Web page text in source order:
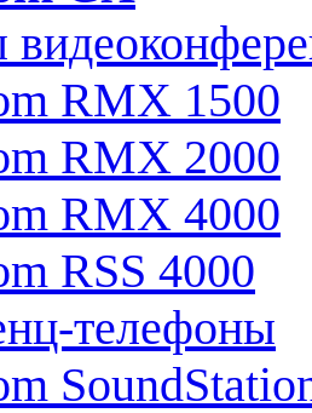
RMX 1500
RMX 2000
RMX 4000
RSS 4000
телефоны